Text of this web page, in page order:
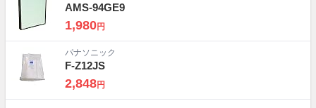
AMS-94GE9
1,980円
パナソニック
F-Z12JS
2,848円